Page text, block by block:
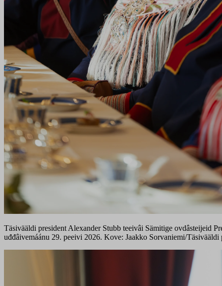
Täsivääldi president Alexander Stubb teeivâi Sämitige ovdâsteijeid
uđđâivemáánu 29. peeivi 2026. Kove: Jaakko Sorvaniemi/Täsivääldi